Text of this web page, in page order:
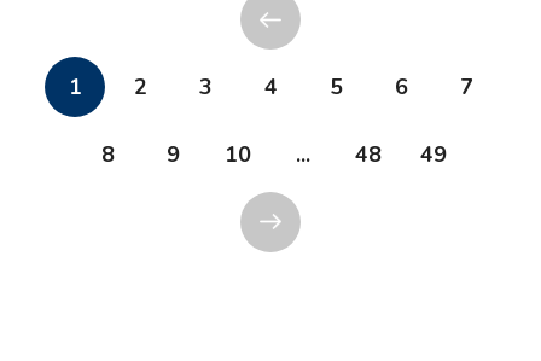
1 2 3 4 5 6 7
8 9 10 ... 48 49